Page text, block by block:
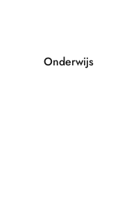
Onderwijs